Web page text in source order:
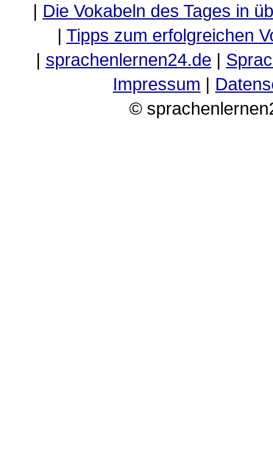
| Die Vokabeln des Tages in
| Tipps zum erfolgreichen
| sprachenlernen24.de |
Impressum |
©